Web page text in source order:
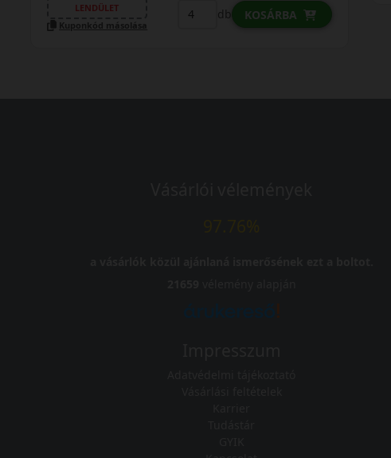
LENDÜLET
Kuponkód másolása
db KOSÁRBA